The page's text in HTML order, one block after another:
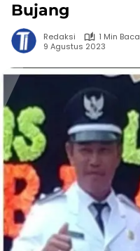
Bujang
Redaksi
1 Min Baca
9 Agustus 2023